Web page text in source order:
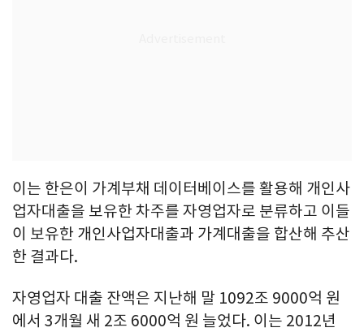
이는 한은이 가계부채 데이터베이스를 활용해 개인사
업자대출을 보유한 차주를 자영업자로 분류하고 이들
이 보유한 개인사업자대출과 가계대출을 합산해 추산
한 결과다.
자영업자 대출 잔액은 지난해 말 1092조 9000억 원
에서 3개월 새 2조 6000억 원 늘었다. 이는 2012년